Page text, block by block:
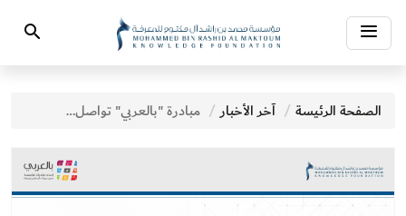
Toggle
navigation
Search
الصفحة الرئيسة آخر الأخبار مبادرة "بالعربي" تواصل دورها الفاعل في تعزيز مكانة اللغة العربية بشراكاتها الاستراتيجية مع جهات رائدة